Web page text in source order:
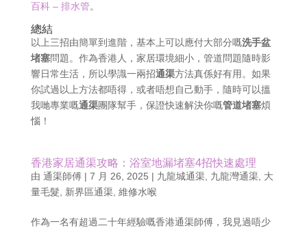
百科 – 排水管。
總結
以上三招由簡單到進階，基本上可以應付大部分嘅洗手盆
堵塞問題。作為香港人，家居環境細小，管道問題隨時影
響日常生活，所以學識一兩招通渠方法真係好有用。如果
你試過以上方法都唔得，或者唔想自己動手，隨時可以搵
我哋專業嘅通渠團隊幫手，保證快速解決你嘅管道堵塞煩
惱！
香港家居通渠攻略：浴室地漏堵塞4招快速處理
由 通渠師傅| 7 月 26, 2025 | 九龍城通渠, 九龍灣通渠, 大
量毛髮
新界區通渠, 維修水喉
作為一名有超過二十年經驗嘅香港通渠師傅，我見過唔少